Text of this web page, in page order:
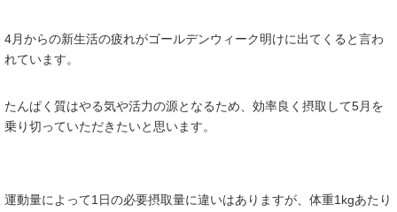
4月からの新生活の疲れがゴールデンウィーク明けに出てくると言わ
れています。
たんぱく質はやる気や活力の源となるため、効率良く摂取して5月を
乗り切っていただきたいと思います。
運動量によって1日の必要摂取量に違いはありますが、体重1kgあたり